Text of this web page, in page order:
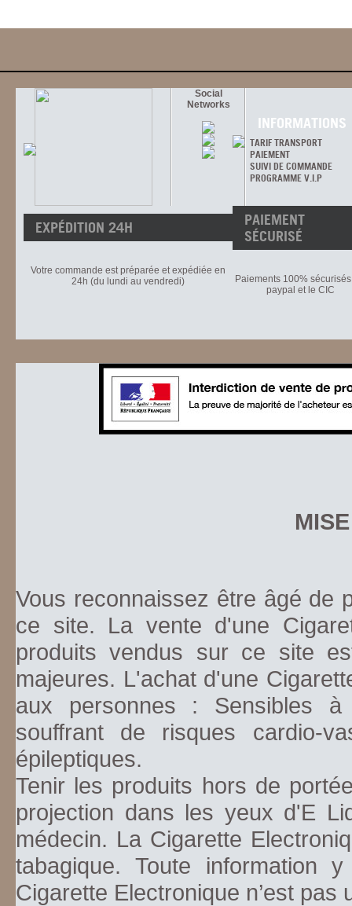
Social
Networks
INFORMATIONS
TARIF TRANSPORT
PAIEMENT
SUIVI DE COMMANDE
PROGRAMME V.I.P
EXPÉDITION 24H
Votre commande est préparée et expédiée en
24h (du lundi au vendredi)
PAIEMENT
SÉCURISÉ
Paiements 100%
paypal et le CIC
Vous reconnaissez être âgé de
ce site. La vente d'une
produits vendus sur ce site
majeures. L'achat d'une
aux personnes : Sensibles
souffrant de risques cardio-
épileptiques.
Tenir les produits hors de
projection dans les yeux d'E
médecin. La Cigarette
tabagique. Toute information
Cigarette Electronique n’est pas